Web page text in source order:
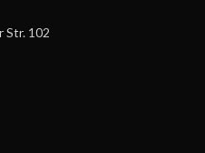
Str. 102